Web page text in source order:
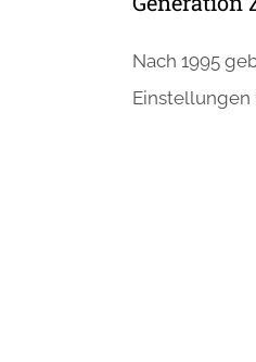
Nach 1995
Einstellungen